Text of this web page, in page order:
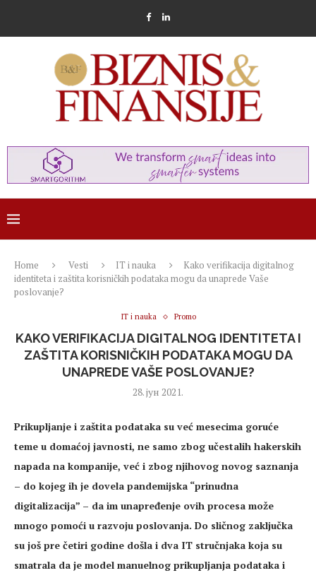
Home Vesti IT i nauka
Kako verifikacija digitalnog
identiteta i zaštita korisničkih podataka mogu da unaprede Vaše
poslovanje?
IT i nauka Promo
KAKO VERIFIKACIJA DIGITALNOG IDENTITETA I
ZAŠTITA KORISNIČKIH PODATAKA MOGU DA
UNAPREDE VAŠE POSLOVANJE?
28. јун 2021.
Prikupljanje i zaštita podataka su već mesecima goruće
teme u domaćoj javnosti, ne samo zbog učestalih hakerskih
napada na kompanije, već i zbog njihovog novog saznanja
– do kojeg ih je dovela pandemijska “prinudna
digitalizacija” – da im unapređenje ovih procesa može
mnogo pomoći u razvoju poslovanja. Do sličnog zaključka
su još pre četiri godine došla i dva IT stručnjaka koja su
smatrala da je model manuelnog prikupljanja podataka i